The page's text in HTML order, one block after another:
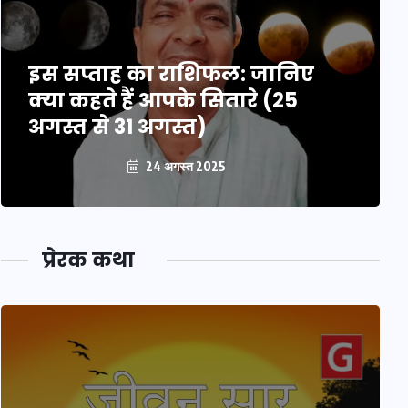
इस सप्ताह का राशिफल: जानिए
क्या कहते हैं आपके सितारे (25
अगस्त से 31 अगस्त)
24 अगस्त 2025
प्रेरक कथा